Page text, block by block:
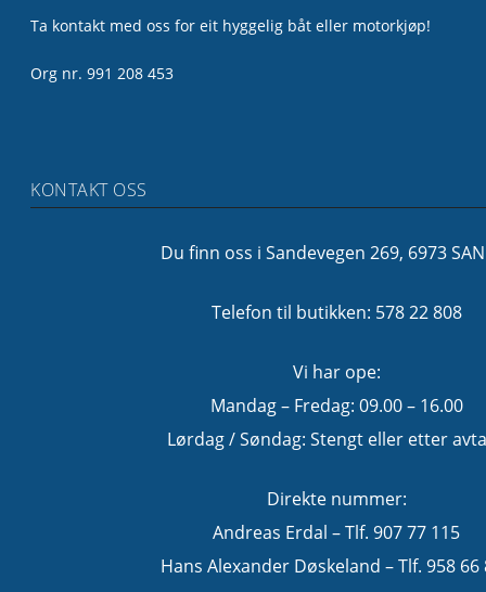
Ta kontakt med oss for eit hyggelig båt eller motorkjøp!
Org nr. 991 208 453
KONTAKT OSS
Du finn oss i Sandevegen 269, 6973
Telefon til butikken: 578 22 808
Vi har ope:
Mandag – Fredag: 09.00 – 16.00
Lørdag / Søndag: Stengt eller etter
Direkte nummer:
Andreas Erdal – Tlf. 907 77 115
Hans Alexander Døskeland – Tlf. 958 66